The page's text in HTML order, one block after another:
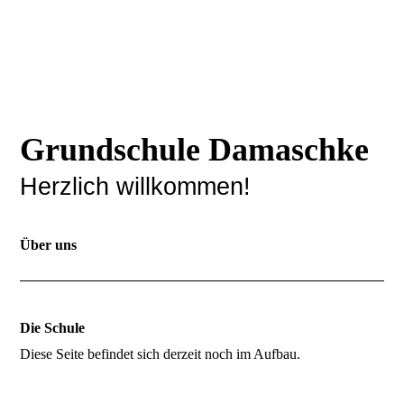
Grundschule Damaschke
Herzlich willkommen!
Über uns
Die Schule
Diese Seite befindet sich derzeit noch im Aufbau.